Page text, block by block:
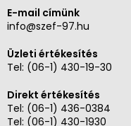
E-mail címünk
info@szef-97.hu
Üzleti értékesítés
Tel: (06-1) 430-19-30
Direkt értékesítés
Tel: (06-1) 436-0384
Tel: (06-1) 430-1930